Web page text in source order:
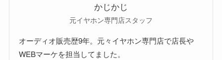
かじかじ
元イヤホン専門店スタッフ
オーディオ販売歴9年。元々イヤホン専門店で店長や
WEBマーケを担当してました。